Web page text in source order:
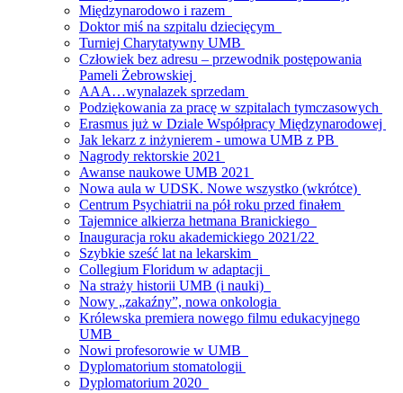
Międzynarodowo i razem
Doktor miś na szpitalu dziecięcym
Turniej Charytatywny UMB
Człowiek bez adresu – przewodnik postępowania
Pameli Żebrowskiej
AAA…wynalazek sprzedam
Podziękowania za pracę w szpitalach tymczasowych
Erasmus już w Dziale Współpracy Międzynarodowej
Jak lekarz z inżynierem - umowa UMB z PB
Nagrody rektorskie 2021
Awanse naukowe UMB 2021
Nowa aula w UDSK. Nowe wszystko (wkrótce)
Centrum Psychiatrii na pół roku przed finałem
Tajemnice alkierza hetmana Branickiego
Inauguracja roku akademickiego 2021/22
Szybkie sześć lat na lekarskim
Collegium Floridum w adaptacji
Na straży historii UMB (i nauki)
Nowy „zakaźny”, nowa onkologia
Królewska premiera nowego filmu edukacyjnego
UMB
Nowi profesorowie w UMB
Dyplomatorium stomatologii
Dyplomatorium 2020